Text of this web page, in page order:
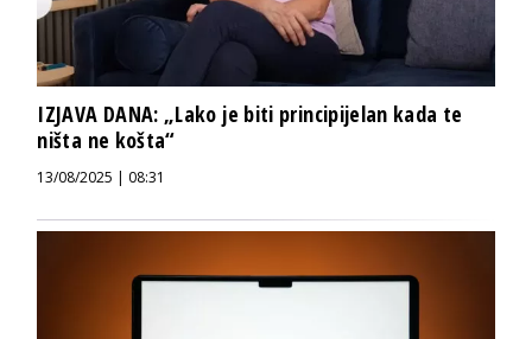
IZJAVA DANA: „Lako je biti principijelan kada te
ništa ne košta“
13/08/2025 | 08:31